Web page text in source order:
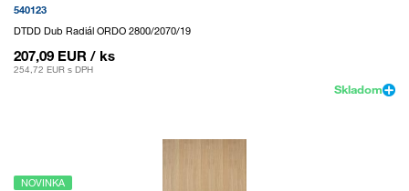
540123
DTDD Dub Radiál ORDO 2800/2070/19
207,09 EUR / ks
254,72 EUR s DPH
Skladom
NOVINKA